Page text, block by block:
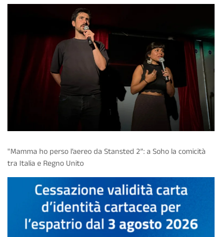
"Mamma ho perso l’aereo da Stansted 2”: a Soho la comicità
tra Italia e Regno Unito